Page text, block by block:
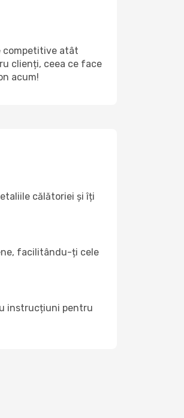
competitive atât
clienți, ceea ce face
acum!
călătoriei și îți
facilitându-ți cele
instrucțiuni pentru